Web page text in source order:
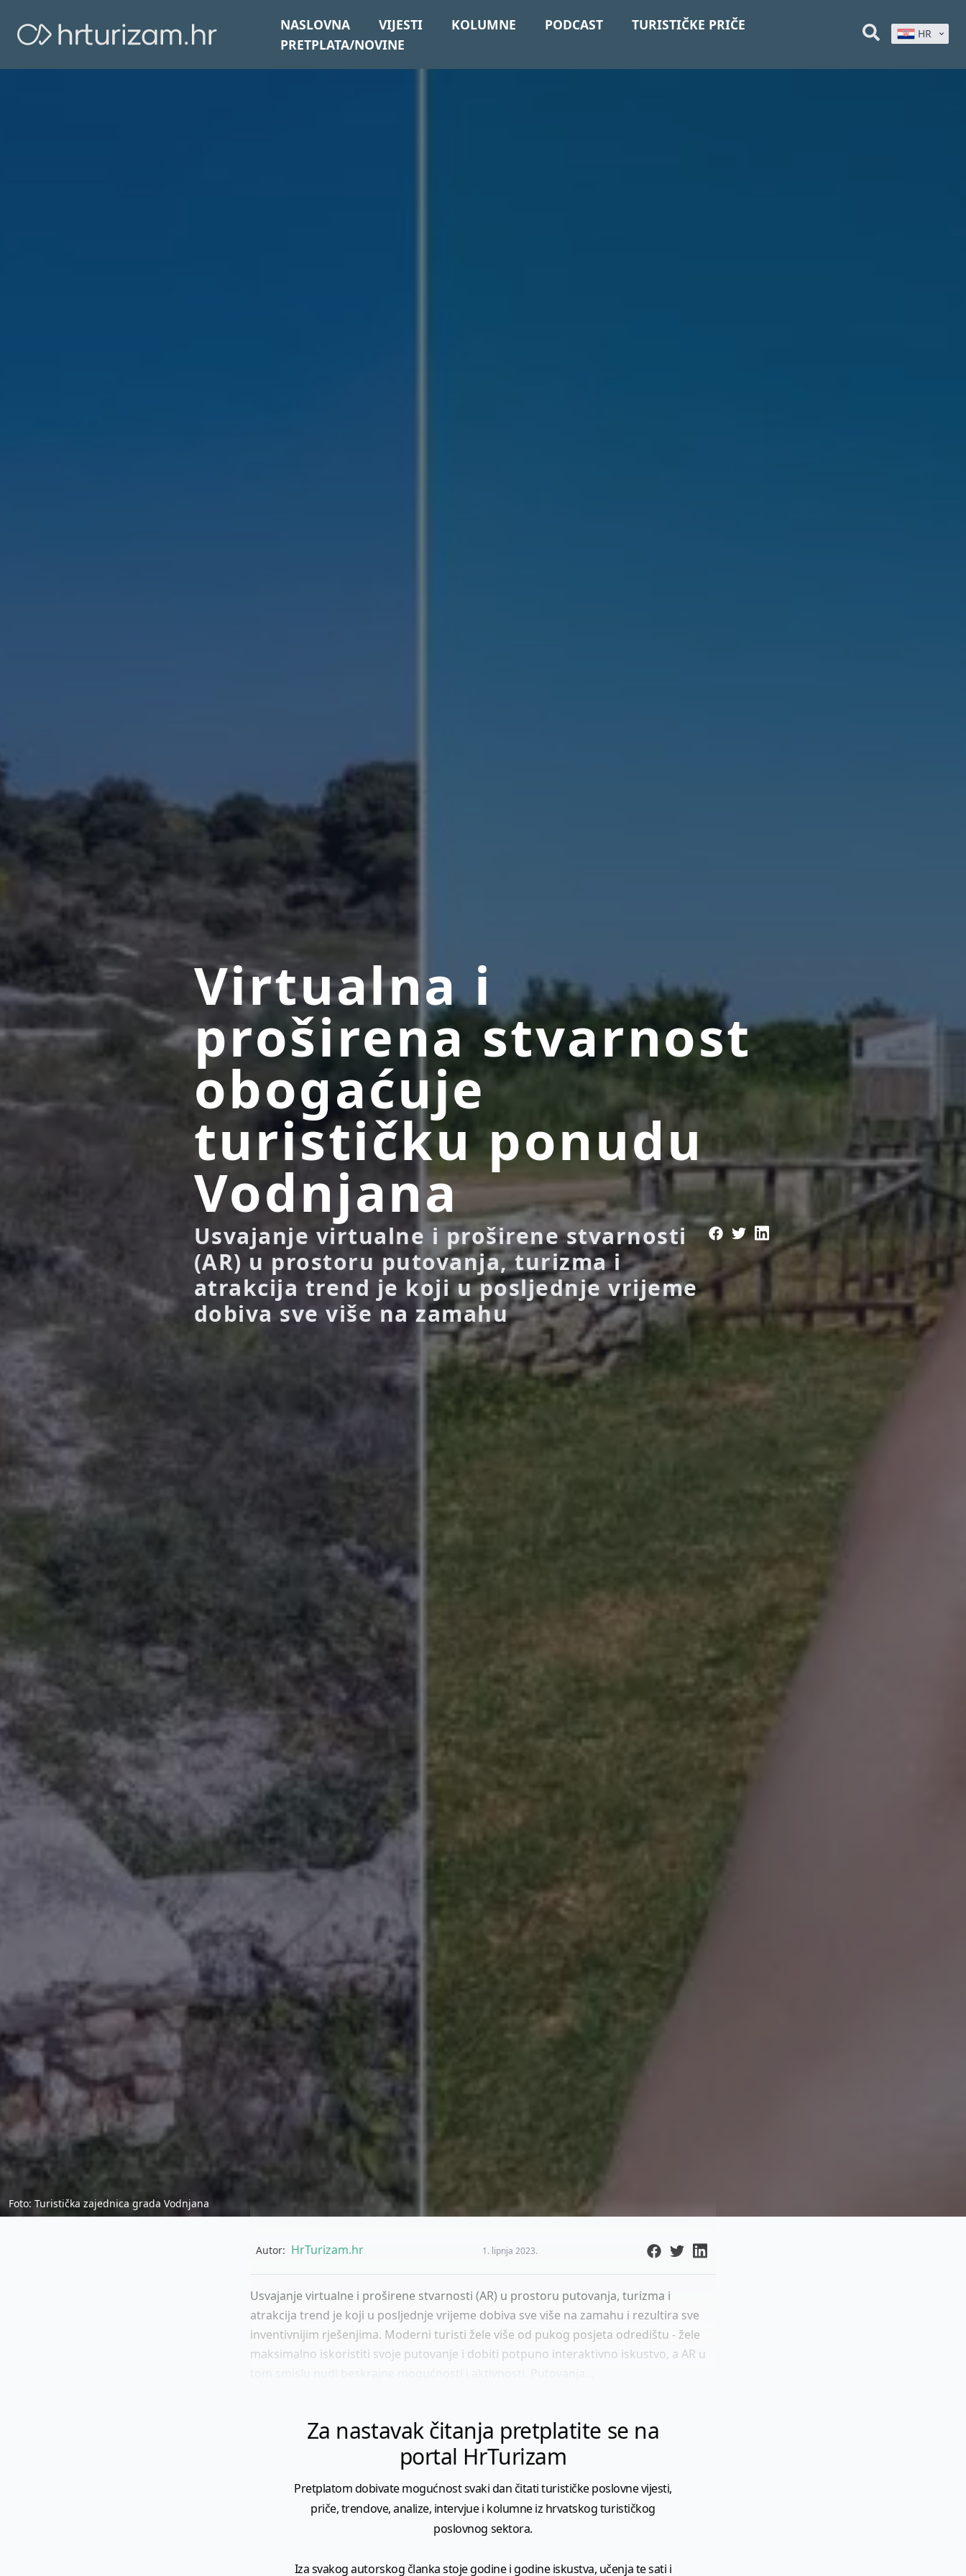
NASLOVNA VIJESTI KOLUMNE PODCAST
TURISTIČKE PRIČE
PRETPLATA/NOVINE
HR
Virtualna i
proširena stvarnost
obogaćuje
turističku ponudu
Vodnjana
Usvajanje virtualne i proširene stvarnosti
(AR) u prostoru putovanja, turizma i
atrakcija trend je koji u posljednje vrijeme
dobiva sve više na zamahu
Foto: Turistička zajednica grada Vodnjana
Autor: HrTurizam.hr 1. lipnja 2023.
Usvajanje virtualne i proširene stvarnosti (AR) u prostoru putovanja, turizma i
atrakcija trend je koji u posljednje vrijeme dobiva sve više na zamahu i rezultira sve
inventivnijim rješenjima. Moderni turisti žele više od pukog posjeta odredištu - žele
maksimalno iskoristiti svoje putovanje i dobiti potpuno interaktivno iskustvo, a AR u
Za nastavak čitanja pretplatite se na
portal HrTurizam
Pretplatom dobivate mogućnost svaki dan čitati turističke poslovne vijesti,
priče, trendove, analize, intervjue i kolumne iz hrvatskog turističkog
poslovnog sektora.
Iza svakog autorskog članka stoje godine i godine iskustva, učenja te sati i